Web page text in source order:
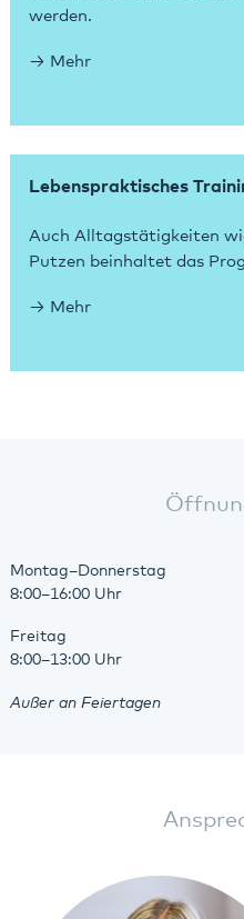
werden.
Mehr
Lebenspraktisches
Auch Alltagstätigkeiten
Putzen beinhaltet das
Mehr
Montag–Donnerstag
8:00–16:00 Uhr
Freitag
8:00–13:00 Uhr
Außer an Feiertagen